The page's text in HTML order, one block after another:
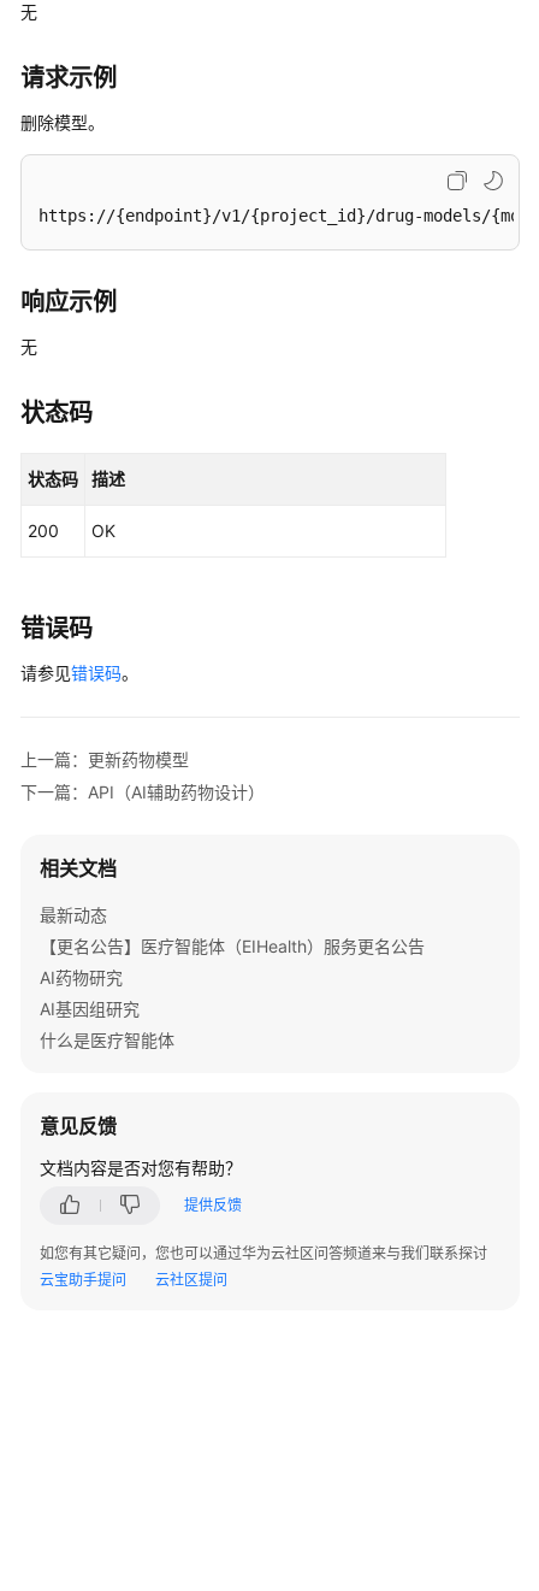
API（医
疗
智
台）
古
药
CSS
理
药
用
接
药
数
据
库
管
作
业
理
自
无
请求示例
删除模型。
https://{endpoint}/v1/{project_id}/drug-models/
响应示例
无
状态码
状态码 描述
200 OK
错误码
请参见错误码。
上一篇：更新药物模型
下一篇：API（AI辅助药物设计）
相关文档
最新动态
【更名公告】医疗智能体（EIHealth）服务更名公告
AI药物研究
AI基因组研究
什么是医疗智能体
意见反馈
文档内容是否对您有帮助？
提供反馈
如您有其它疑问，您也可以通过华为云社区问答频道来与我们联系探讨
云宝助手提问
云社区提问